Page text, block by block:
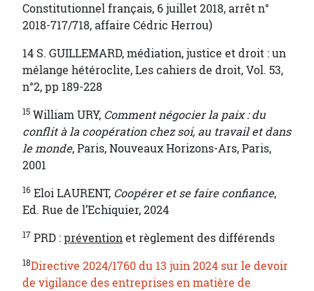
Constitutionnel français, 6 juillet 2018, arrêt n°
2018-717/718, affaire Cédric Herrou)
14 S. GUILLEMARD, médiation, justice et droit : un
mélange hétéroclite, Les cahiers de droit, Vol. 53,
n°2, pp 189-228
15 William URY, Comment négocier la paix : du
conflit à la coopération chez soi, au travail et dans
le monde, Paris, Nouveaux Horizons-Ars, Paris,
2001
16 Eloi LAURENT, Coopérer et se faire confiance,
Ed. Rue de l’Echiquier, 2024
17 PRD :préventionet règlement des différends
18Directive 2024/1760 du 13 juin 2024 sur le devoir
de vigilance des entreprises en matière de